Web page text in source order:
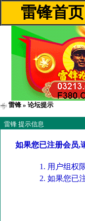
雷锋首页
雷锋 » 论坛提示
雷锋 提示信息
如果您已注册会员,
用户组权
如果您已